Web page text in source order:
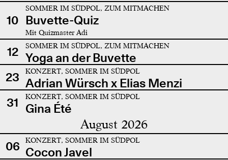
10
SOMMER IM SÜDPOL, ZUM MITMACHEN
Buvette-Quiz
Mit Quizmaster Adi
12 SOMMER IM SÜDPOL, ZUM MITMACHEN
Yoga an der Buvette
23
KONZERT, SOMMER IM SÜDPOL
Adrian Würsch x Elias Menzi
31
KONZERT, SOMMER IM SÜDPOL
Gina Été
August 2026
06 KONZERT, SOMMER IM SÜDPOL
Cocon Javel